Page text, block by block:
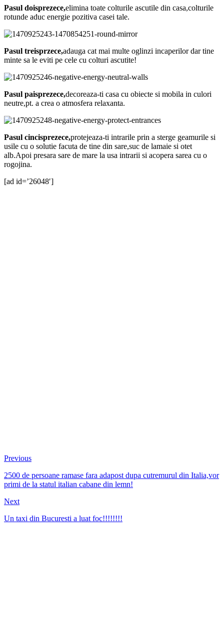
Pasul doisprezece,elimina toate colturile ascutile din casa,colturile
rotunde aduc energie pozitiva casei tale.
Pasul treisprzece,adauga cat mai multe oglinzi incaperilor dar tine
minte sa le eviti pe cele cu colturi ascutite!
Pasul paisprezece,decoreaza-ti casa cu obiecte si mobila in culori
neutre,pt. a crea o atmosfera relaxanta.
Pasul cincisprezece,protejeaza-ti intrarile prin a sterge geamurile si
usile cu o solutie facuta de tine din sare,suc de lamaie si otet
alb.Apoi presara sare de mare la usa intrarii si acopera sarea cu o
rogojina.
[ad id=’26048′]
Previous
2500 de persoane ramase fara adapost dupa cutremurul din Italia,vor
primi de la statul italian cabane din lemn!
Next
Un taxi din Bucuresti a luat foc!!!!!!!!